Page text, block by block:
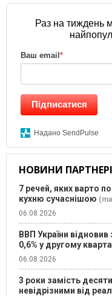
Раз на тиждень
Ваш email *
Підписатися
Надано SendPulse
НОВИНИ
7 речей, яких варто
кухню сучаснішою
06.08.2026
ВВП України
0,6% у другому
06.08.2026
3 роки замість
невідрізними від